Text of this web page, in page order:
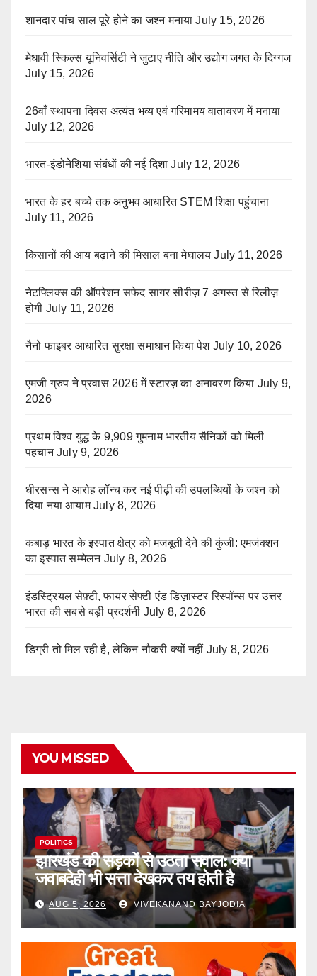
शानदार पांच साल पूरे होने का जश्न मनाया July 15, 2026
मेधावी स्किल्स यूनिवर्सिटी ने जुटाए नीति और उद्योग जगत के दिग्गज
July 15, 2026
26वाँ स्थापना दिवस अत्यंत भव्य एवं गरिमामय वातावरण में मनाया
July 12, 2026
भारत-इंडोनेशिया संबंधों की नई दिशा July 12, 2026
भारत के हर बच्चे तक अनुभव आधारित STEM शिक्षा पहुंचाना
July 11, 2026
किसानों की आय बढ़ाने की मिसाल बना मेघालय July 11, 2026
नेटफ्लिक्स की ऑपरेशन सफेद सागर सीरीज़ 7 अगस्त से रिलीज़
होगी July 11, 2026
नैनो फाइबर आधारित सुरक्षा समाधान किया पेश July 10, 2026
एमजी ग्रुप ने प्रवास 2026 में स्टारज़ का अनावरण किया July 9,
2026
प्रथम विश्व युद्ध के 9,909 गुमनाम भारतीय सैनिकों को मिली
पहचान July 9, 2026
धीरसन्स ने आरोह लॉन्च कर नई पीढ़ी की उपलब्धियों के जश्न को
दिया नया आयाम July 8, 2026
कबाड़ भारत के इस्पात क्षेत्र को मजबूती देने की कुंजी: एमजंक्शन
का इस्पात सम्मेलन July 8, 2026
इंडस्ट्रियल सेफ़्टी, फायर सेफ्टी एंड डिज़ास्टर रिस्पॉन्स पर उत्तर
भारत की सबसे बड़ी प्रदर्शनी July 8, 2026
डिग्री तो मिल रही है, लेकिन नौकरी क्यों नहीं July 8, 2026
YOU MISSED
POLITICS
झारखंड की सड़कों से उठता सवाल: क्या
जवाबदेही भी सत्ता देखकर तय होती है
AUG 5, 2026 VIVEKANAND BAYJODIA